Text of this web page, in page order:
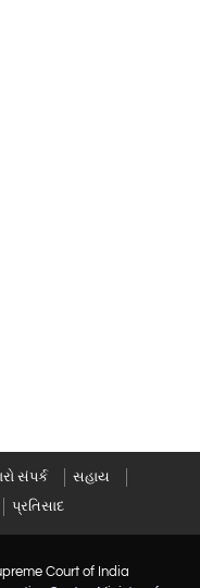
સંપર્ક
સહાય
પ્રતિસાદ
Court of India